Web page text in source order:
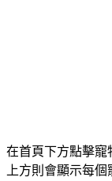
在首頁下方點擊寵
上方則會顯示每